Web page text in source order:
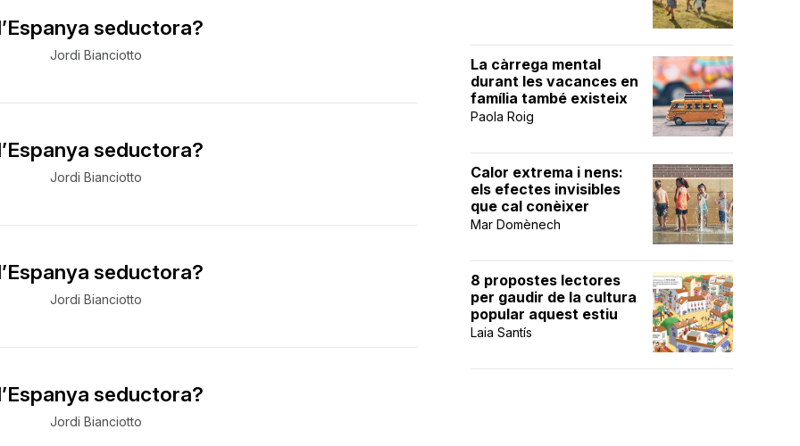
seductora?
Jordi Bianciotto
seductora?
Jordi Bianciotto
seductora?
Jordi Bianciotto
seductora?
Jordi Bianciotto
La càrrega mental
durant les vacances en
família també existeix
Paola Roig
Calor extrema i nens:
els efectes invisibles
que cal conèixer
Mar Domènech
8 propostes lectores
per gaudir de la cultura
popular aquest estiu
Laia Santís